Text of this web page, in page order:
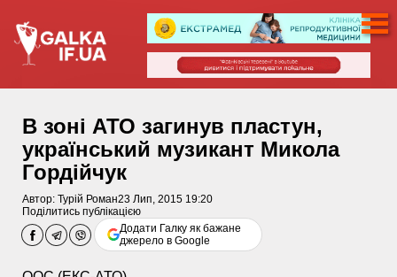
В зоні АТО загинув пластун,
український музикант Микола
Гордійчук
Автор: Турій Роман23 Лип, 2015 19:20
Поділитись публікацією
Додати Галку як бажане
джерело в Google